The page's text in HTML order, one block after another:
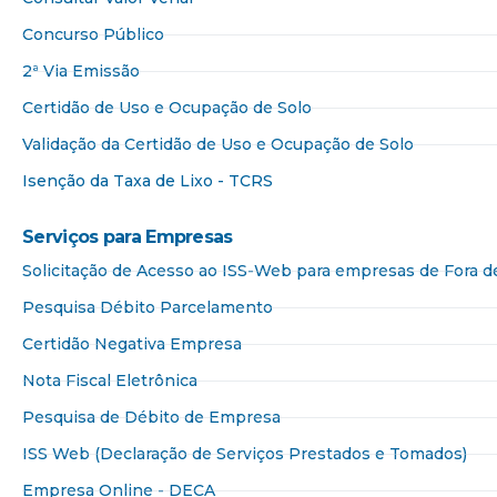
Concurso Público
2ª Via Emissão
Certidão de Uso e Ocupação de Solo
Validação da Certidão de Uso e Ocupação de Solo
Isenção da Taxa de Lixo - TCRS
Serviços para Empresas​
Solicitação de Acesso ao ISS-Web para empresas de Fora
Pesquisa Débito Parcelamento
Certidão Negativa Empresa
Nota Fiscal Eletrônica
Pesquisa de Débito de Empresa
ISS Web (Declaração de Serviços Prestados e Tomados)
Empresa Online - DECA